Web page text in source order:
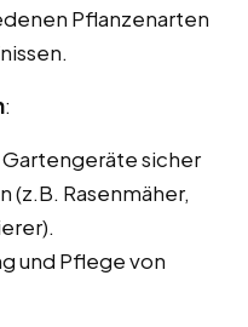
Pflanzenarten
:
sicher
Rasenmäher,
und Pflege von